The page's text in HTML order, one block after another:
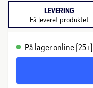
LEVERING
Få leveret produktet
På lager online (25+)